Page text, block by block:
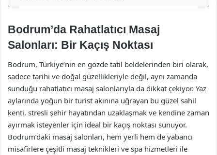
Bodrum’da Rahatlatıcı Masaj
Salonları: Bir Kaçış Noktası
Bodrum, Türkiye’nin en gözde tatil beldelerinden biri olarak,
sadece tarihi ve doğal güzellikleriyle değil, aynı zamanda
sunduğu rahatlatıcı masaj salonlarıyla da dikkat çekiyor. Yaz
aylarında yoğun bir turist akınına uğrayan bu güzel sahil
kenti, stresli şehir hayatından uzaklaşmak ve kendine zaman
ayırmak isteyenler için ideal bir kaçış noktası sunuyor.
Bodrum’daki masaj salonları, hem yerli hem de yabancı
misafirlere çeşitli masaj teknikleri ve spa hizmetleri ile